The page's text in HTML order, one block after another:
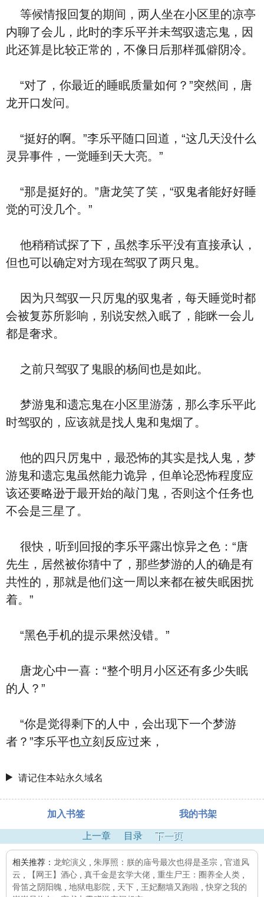
等候情报回复的期间，两人坐在小区里的凉亭
内聊了会儿，此时的李乐平并未驾驭遗忘鬼，因
此还算是比较正常的，不像日后那样孤僻阴冷。
“对了，你最近的睡眠质量如何？”突然间，唐
龙开口发问。
“挺好的啊。”李乐平随口回道，“这几天没什么
灵异事件，一觉睡到天大亮。”
“那是挺好的。”唐龙笑了笑，“驭鬼者能好好睡
觉的可没几个。”
他稍稍试探了下，虽然李乐平没有直接承认，
但也可以确定对方现在驾驭了两只鬼。
因为只驾驭一只厉鬼的驭鬼者，每天睡觉时都
会被复苏所影响，别说安然入眠了，能眯一会儿
都是奢求。
之前只驾驭了鬼眼的杨间也是如此。
梦游鬼和遗忘鬼在小区里游荡，那么李乐平此
时驾驭的，应该就是找人鬼和鬼烟了。
他的四只厉鬼中，最恐怖的其实是找人鬼，梦
游鬼和遗忘鬼虽然能力诡异，但单论恐怖程度应
该还要略逊于最开始的敲门鬼，否则这个任务也
不会是三星了。
很快，听到回报的李乐平露出惊异之色：“唐
先生，居然被你猜中了，那些梦游的人的确是有
共性的，那就是他们这一周以来都在被失眠困扰
着。”
“黑色手机的提示果然没错。”
唐龙心中一喜：“整个明月小区还有多少失眠
的人？”
“你是觉得剩下的人中，会出现下一个梦游
者？”李乐平也立刻反应过来，
请记住本站永久域名
加入书签 我的书架
上一章 目录 下一页
相关推荐： 龙蛇演义 朱厚照：朕的庙号最次也得是圣宗
官道风
云
【网王】酒心 真千金是玄学大佬 重生尸王：圈养全人类
骨笛之阴阳魄
地狱电影院 天下 王妃翻墙又跑啦 ,快穿之我的